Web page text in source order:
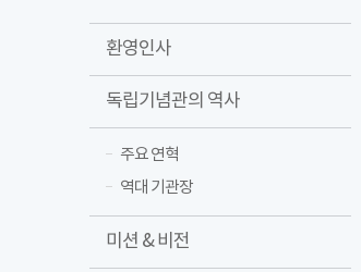
환영인사
독립기념관의 역사
주요 연혁
역대 기관장
미션 & 비전